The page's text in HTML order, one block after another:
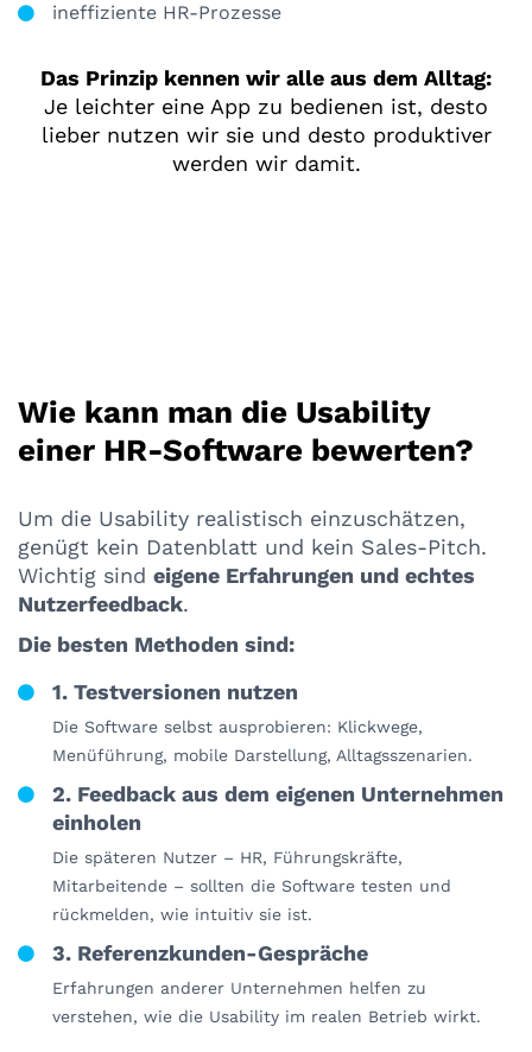
ineffiziente HR-Prozesse
Das Prinzip kennen wir alle aus dem Alltag:
Je leichter eine App zu bedienen ist, desto
lieber nutzen wir sie und desto produktiver
werden wir damit.
Wie kann man die Usability
einer HR-Software bewerten?
Um die Usability realistisch einzuschätzen,
genügt kein Datenblatt und kein Sales-Pitch.
Wichtig sind eigene Erfahrungen und echtes
Nutzerfeedback.
Die besten Methoden sind:
1. Testversionen nutzen
Die Software selbst ausprobieren: Klickwege,
Menüführung, mobile Darstellung, Alltagsszenarien.
2. Feedback aus dem eigenen Unternehmen
einholen
Die späteren Nutzer – HR, Führungskräfte,
Mitarbeitende – sollten die Software testen und
rückmelden, wie intuitiv sie ist.
3. Referenzkunden-Gespräche
Erfahrungen anderer Unternehmen helfen zu
verstehen, wie die Usability im realen Betrieb wirkt.